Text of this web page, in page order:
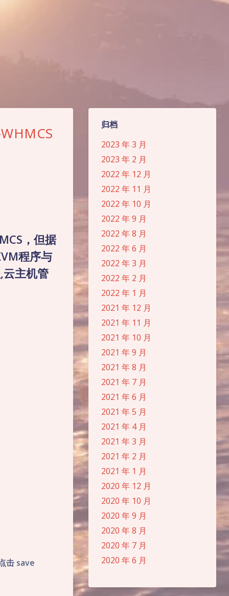
归档
2023 年 3 月
2023 年 2 月
2022 年 12 月
2022 年 11 月
2022 年 10 月
2022 年 9 月
2022 年 8 月
2022 年 6 月
2022 年 3 月
2022 年 2 月
2022 年 1 月
2021 年 12 月
2021 年 11 月
2021 年 10 月
2021 年 9 月
2021 年 8 月
2021 年 7 月
2021 年 6 月
2021 年 5 月
2021 年 4 月
2021 年 3 月
2021 年 2 月
2021 年 1 月
2020 年 12 月
2020 年 10 月
2020 年 9 月
2020 年 8 月
2020 年 7 月
2020 年 6 月
，但据
程序与
主机管
击 save